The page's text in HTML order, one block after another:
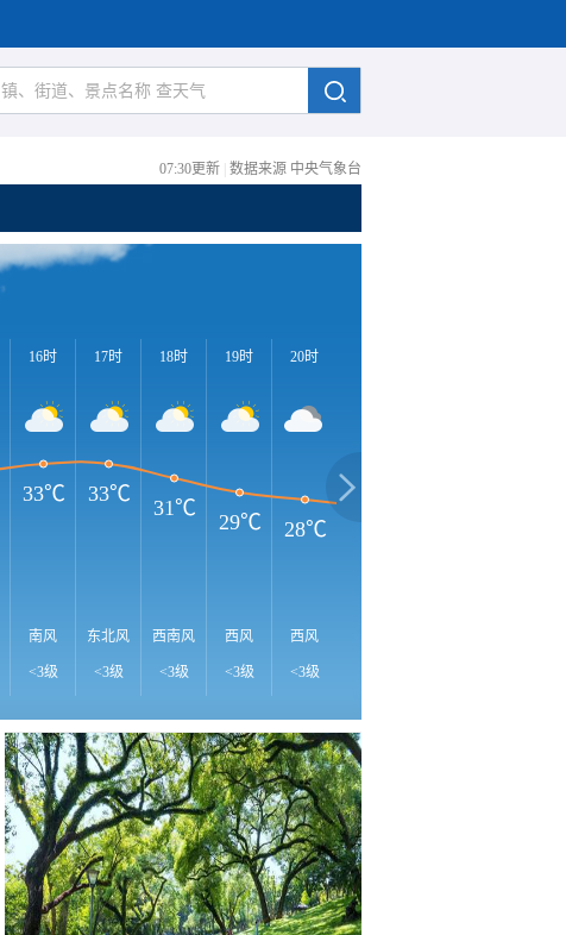
07:30更新 数据来源 中央气象台
16时
南风
<3级
17时
东北风
<3级
18时
西南风
<3级
19时
西风
<3级
20时
西风
<3级
33℃ 33℃
31℃
29℃ 28℃